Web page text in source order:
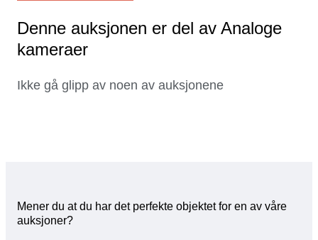
Denne auksjonen er del av Analoge
kameraer
Ikke gå glipp av noen av auksjonene
Mener du at du har det perfekte objektet for en av våre
auksjoner?